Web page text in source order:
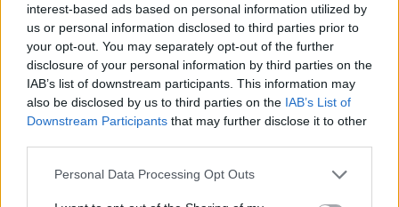
interest-based ads based on personal information utilized by
us or personal information disclosed to third parties prior to
your opt-out. You may separately opt-out of the further
disclosure of your personal information by third parties on the
IAB’s list of downstream participants. This information may
also be disclosed by us to third parties on the IAB’s List of
Downstream Participants that may further disclose it to other
Personal Data Processing Opt Outs
VAGY AZ ORSZÁG EURÓPÁBAN ELFOGLALT
HELYE LEHETETT, A VÁLASZTÓI PREFERENCIÁK
MEGVÁLTOZÁSÁVAL A HAGYOMÁNYOS PÁRTOK
TÁMOGATÁSÁNAK IRÁNYÁBA TERELTE A
VÁLASZTÓK EGY JELENTŐS RÉSZÉT.
Végezetül pedig, a dezinformációs kampányok, mint